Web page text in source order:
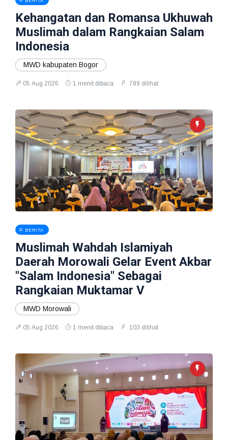
Kehangatan dan Romansa Ukhuwah
Muslimah dalam Rangkaian Salam
Indonesia
MWD kabupaten Bogor
05 Aug 2026 1 menit dibaca 789 dilihat
BERITA
Muslimah Wahdah Islamiyah
Daerah Morowali Gelar Event Akbar
"Salam Indonesia" Sebagai
Rangkaian Muktamar V
MWD Morowali
05 Aug 2026 1 menit dibaca 103 dilihat